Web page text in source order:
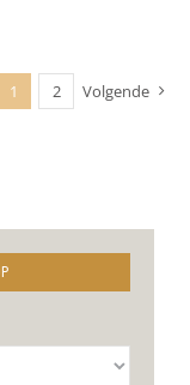
1 2 Volgende